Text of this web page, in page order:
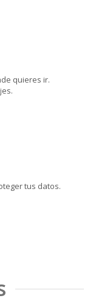
quieres ir.
tus datos.